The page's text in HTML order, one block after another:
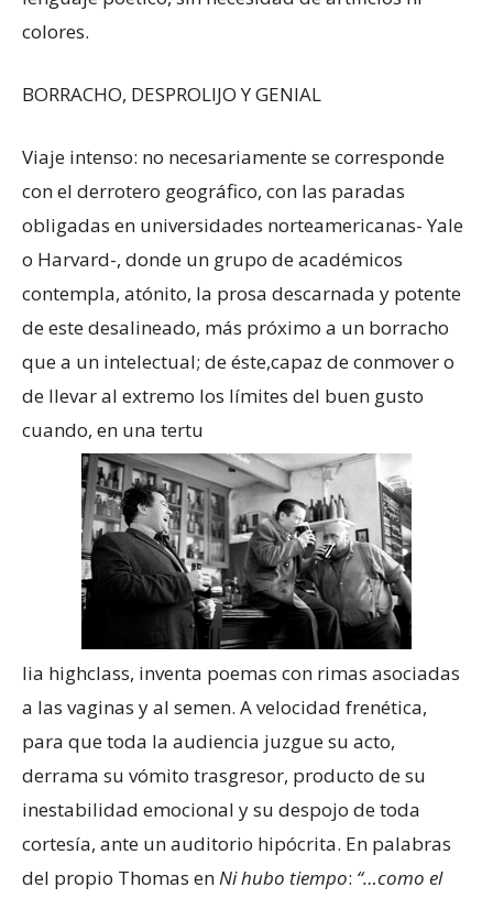
colores.
BORRACHO, DESPROLIJO Y GENIAL
Viaje intenso: no necesariamente se corresponde
con el derrotero geográfico, con las paradas
obligadas en universidades norteamericanas- Yale
o Harvard-, donde un grupo de académicos
contempla, atónito, la prosa descarnada y potente
de este desalineado, más próximo a un borracho
que a un intelectual; de éste,capaz de conmover o
de llevar al extremo los límites del buen gusto
cuando, en una tertu
lia highclass, inventa poemas con rimas asociadas
a las vaginas y al semen. A velocidad frenética,
para que toda la audiencia juzgue su acto,
derrama su vómito trasgresor, producto de su
inestabilidad emocional y su despojo de toda
cortesía, ante un auditorio hipócrita. En palabras
del propio Thomas enNi hubo tiempo: “…como el